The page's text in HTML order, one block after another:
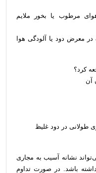
مرطوب یا بخور ملایم
در معرض دود یا آلودگی هوا
کرد؟
آن
طولانی در دود غلیظ
نشانه آسیب به مجاری
باشد. در صورت تداوم